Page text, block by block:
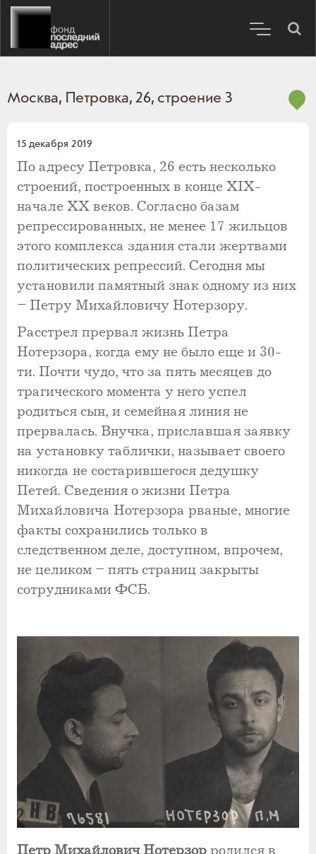
Москва, Петровка, 26, строение 3
15 декабря 2019
По адресу Петровка, 26 есть несколько
строений, построенных в конце XIX-
начале XX веков. Согласно базам
репрессированных, не менее 17 жильцов
этого комплекса здания стали жертвами
политических репрессий. Сегодня мы
установили памятный знак одному из них
– Петру Михайловичу Нотерзору.
Расстрел прервал жизнь Петра
Нотерзора, когда ему не было еще и 30-
ти. Почти чудо, что за пять месяцев до
трагического момента у него успел
родиться сын, и семейная линия не
прервалась. Внучка, приславшая заявку
на установку таблички, называет своего
никогда не состарившегося дедушку
Петей. Сведения о жизни Петра
Михайловича Нотерзора рваные, многие
факты сохранились только в
следственном деле, доступном, впрочем,
не целиком – пять страниц закрыты
сотрудниками ФСБ.
Петр Михайлович Нотерзор родился в